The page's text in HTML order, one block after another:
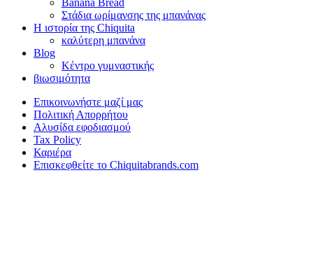
Banana Bread
Στάδια ωρίμανσης της μπανάνας
Η ιστορία της Chiquita
καλύτερη μπανάνα
Blog
Κέντρο γυμναστικής
βιωσιμότητα
Επικοινωνήστε μαζί μας
Πολιτική Απορρήτου
Αλυσίδα εφοδιασμού
Tax Policy
Καριέρα
Επισκεφθείτε το Chiquitabrands.com